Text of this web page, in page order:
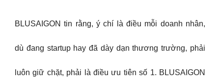
BLUSAIGON tin rằng, ý chí là điều mỗi doanh nhân,
dù đang startup hay đã dày dạn thương trường, phải
luôn giữ chặt, phải là điều ưu tiên số 1. BLUSAIGON